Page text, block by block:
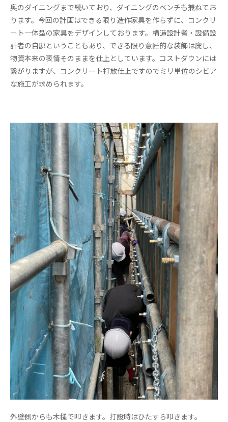
奥のダイニングまで続いており、ダイニングのベンチも兼ねてお
ります。今回の計画はできる限り造作家具を作らずに、コンクリ
ート一体型の家具をデザインしております。構造設計者・設備設
計者の自邸ということもあり、できる限り意匠的な装飾は廃し、
物資本来の表情そのままを仕上としています。コストダウンには
繋がりますが、コンクリート打放仕上ですのでミリ単位のシビア
な施工が求められます。
外壁側からも木槌で叩きます。打設時はひたすら叩きます。